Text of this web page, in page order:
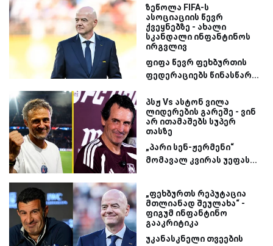
ზეწოლა FIFA-ს
ასოციაციის წევრ
ქვეყნებზე - ახალი
სკანდალი ინფანტინოს
ირგვლივ
ფიფა წევრ ფეხბურთის
ფედერაციებს წინასწარ...
პსჟ Vs ასტონ ვილა
ლიდერების გარეშე - ვინ
არ ითამაშებს სუპერ
თასზე
„პარი სენ-ჟერმენი“
მომავალ კვირას უეფას...
„ფეხბურთს რეპუტაცია
მთლიანად შეულახა“ -
ფიგუმ ინფანტინო
გააკრიტიკა
უკანასკნელი თვეების